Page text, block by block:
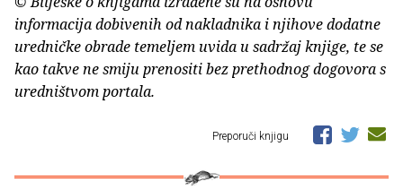
informacija dobivenih od nakladnika i njihove dodatne
uredničke obrade temeljem uvida u sadržaj knjige, te se
kao takve ne smiju prenositi bez prethodnog dogovora s
uredništvom portala.
Preporuči knjigu